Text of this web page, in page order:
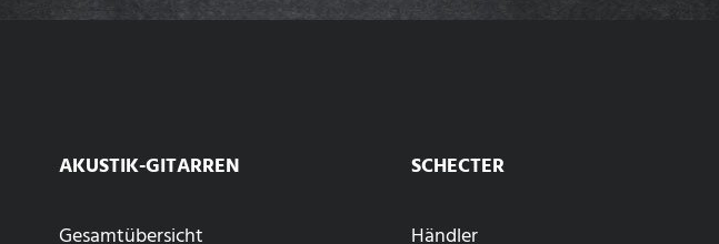
AKUSTIK-GITARREN
Gesamtübersicht
SCHECTER
Händler